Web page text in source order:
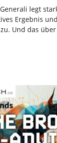
legt
Ergebnis
Und das